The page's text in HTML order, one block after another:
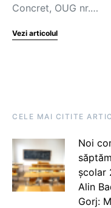
Concret, OUG nr.…
Vezi articolul
CELE MAI CITITE
Noi
școlar
Alin
Gorj: